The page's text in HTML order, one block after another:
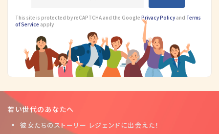
This site is protected by reCAPTCHA and the Google Privacy Policyand Terms
of Service apply.
若い世代のあなたへ
彼女たちのストーリー レジェンドに出会えた！